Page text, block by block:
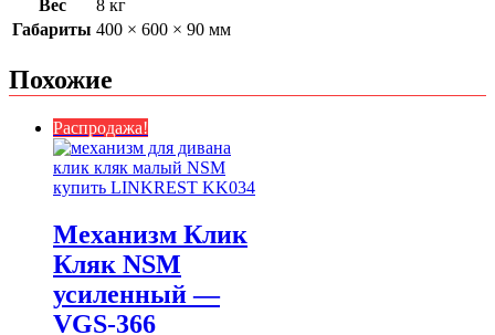
Вес
8 кг
Габариты 400 × 600 × 90 мм
Похожие
Распродажа!
Механизм Клик
Кляк NSM
усиленный —
VGS-366